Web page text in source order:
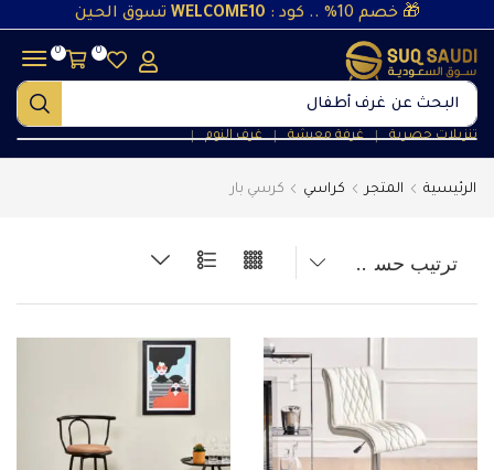
🎁 خصم 10% .. كود : WELCOME10 تسوق الحين
البحث عن غرف أطفال
تنزيلات حصرية ❘ غرفة معيشة ❘ غرف النوم ❘
0
0
الرئيسية المتجر كراسي كرسي بار